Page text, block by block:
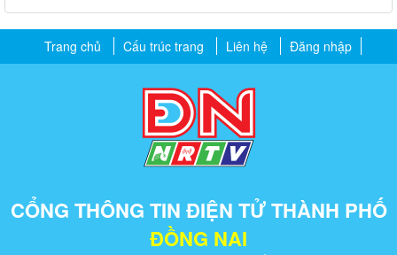
Trang chủ Cấu trúc trang Liên hệ Đăng nhập
CỔNG THÔNG TIN ĐIỆN TỬ THÀNH PHỐ
ĐỒNG NAI